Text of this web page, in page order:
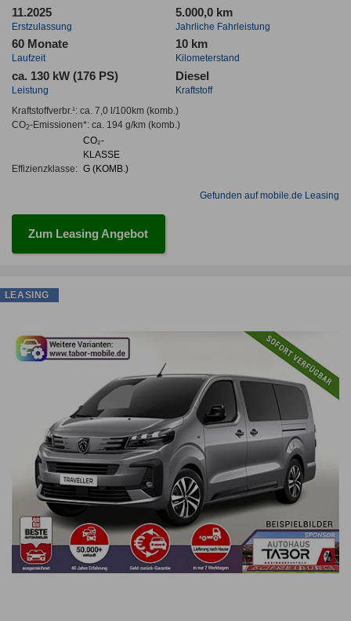
11.2025
Erstzulassung
5.000,0 km
Jahrliche Fahrleistung
60 Monate
Laufzeit
10 km
Kilometerstand
ca. 130 kW (176 PS)
Leistung
Diesel
Kraftstoff
Kraftstoffverbr.¹: ca. 7,0 l/100km(komb.)
CO2-Emissionen*: ca. 194 g/km(komb.)
Effizienzklasse:
CO₂-
KLASSE
G (KOMB.)
Gefunden auf mobile.de Leasing
Zum Leasing Angebot
LEASING